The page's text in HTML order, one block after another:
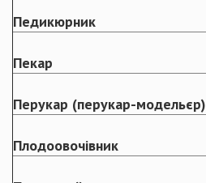
Педикюрник
Пекар
Перукар (перукар-модельєр)
Плодоовочівник